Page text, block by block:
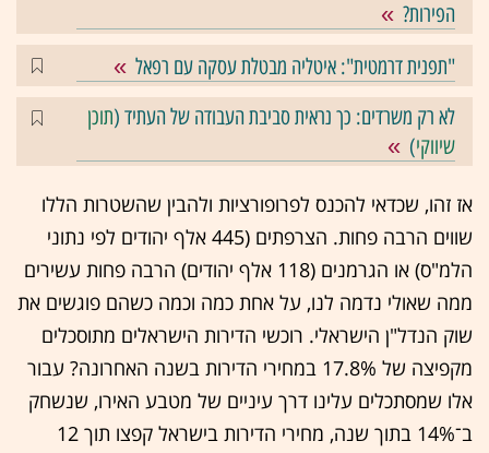
הפירות?
"תפנית דרמטית": איטליה מבטלת עסקה עם רפאל
לא רק משרדים: כך נראית סביבת העבודה של העתיד (תוכן
שיווקי)
אז זהו, שכדאי להכנס לפרופורציות ולהבין שהשטרות הללו
שווים הרבה פחות. הצרפתים (445 אלף יהודים לפי נתוני
הלמ"ס) או הגרמנים (118 אלף יהודים) הרבה פחות עשירים
ממה שאולי נדמה לנו, על אחת כמה וכמה כשהם פוגשים את
שוק הנדל"ן הישראלי. רוכשי הדירות הישראלים מתוסכלים
מקפיצה של 17.8% במחירי הדירות בשנה האחרונה? עבור
אלו שמסתכלים עלינו דרך עיניים של מטבע האירו, שנשחק
ב־14% בתוך שנה, מחירי הדירות בישראל קפצו תוך 12